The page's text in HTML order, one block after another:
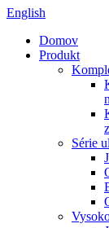
English
Domov
Produkt
Série